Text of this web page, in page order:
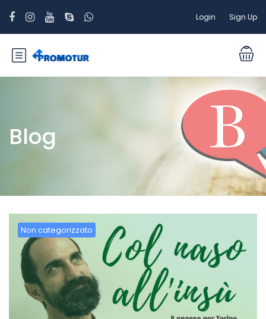
Login Sign Up
Blog
Non categorizzato